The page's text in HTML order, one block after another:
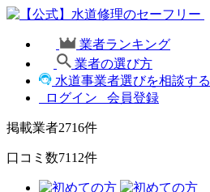
業者ランキング
業者の選び方
水道事業者選びを相談する
ログイン
会員登録
掲載業者2716件
口コミ数7112件